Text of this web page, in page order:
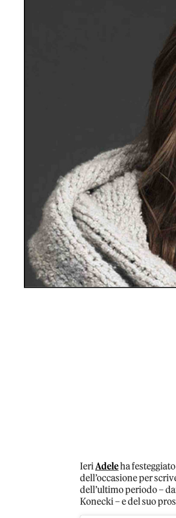
IeriAdeleha
dell’occasione per
dell’ultimo periodo –
Konecki – e del suo